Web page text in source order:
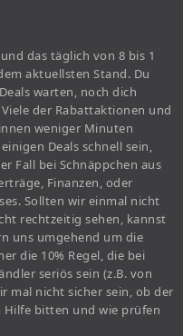
das täglich von 8 bis 1
aktuellsten Stand. Du
warten, noch dich
der Rabattaktionen und
weniger Minuten
Deals schnell sein,
Fall bei Schnäppchen aus
Finanzen, oder
Sollten wir einmal nicht
rechtzeitig sehen, kannst
uns umgehend um die
die 10% Regel, die bei
seriös sein (z.B. von
mal nicht sicher sein, ob der
Hilfe bitten und wie prüfen